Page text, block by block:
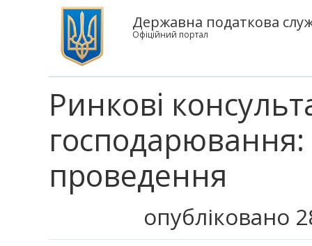
Державна податкова
Офіційний портал
Ринкові
проведення
опубліковано